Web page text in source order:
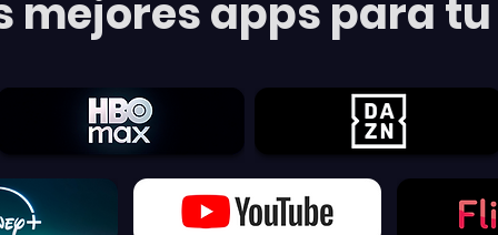
mejores apps para tu